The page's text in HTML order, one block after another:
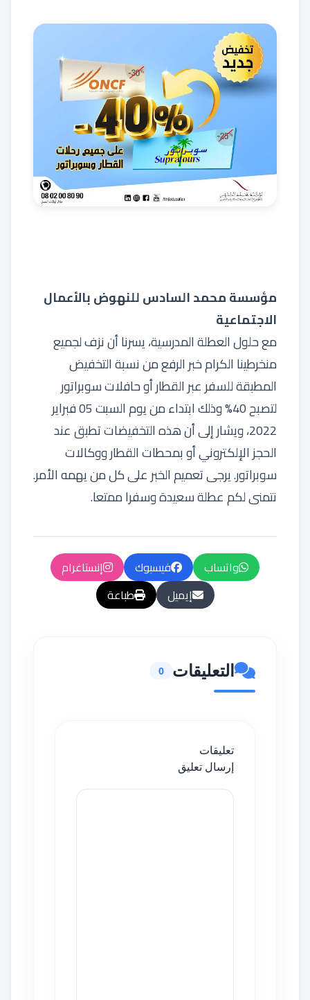
مؤسسة محمد السادس للنهوض بالأعمال
الاجتماعية
مع حلول العطلة المدرسية، يسرنا أن نزف لجميع
منخرطينا الكرام خبر الرفع من نسبة التخفيض
المطبقة للسفر عبر القطار أو حافلات سوبراتور
لتصبح 40% وذلك ابتداء من يوم السبت 05 فبراير
2022، ويشار إلى أن هذه التخفيضات تطبق عند
الحجز الإلكتروني أو بمحطات القطار ووكالات
سوبراتور. يرجى تعميم الخبر على كل من يهمه الأمر.
نتمنى لكم عطلة سعيدة وسفرا ممتعا.
واتساب فيسبوك
إنستاغرام
إيميل
طباعة
التعليقات 0
تعليقات
إرسال تعليق